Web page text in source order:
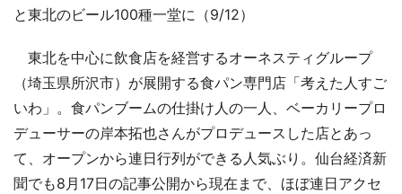
と東北のビール100種一堂に（9/12）
東北を中心に飲食店を経営するオーネスティグループ
（埼玉県所沢市）が展開する食パン専門店「考えた人すご
いわ」。食パンブームの仕掛け人の一人、ベーカリープロ
デューサーの岸本拓也さんがプロデュースした店とあっ
て、オープンから連日行列ができる人気ぶり。仙台経済新
聞でも8月17日の記事公開から現在まで、ほぼ連日アクセ